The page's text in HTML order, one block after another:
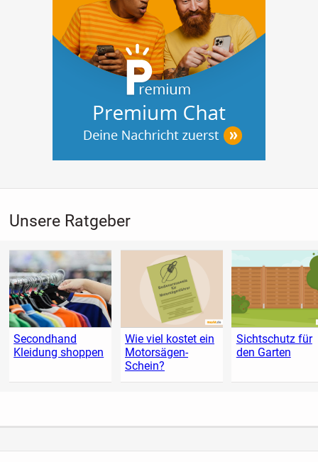
Unsere Ratgeber
Secondhand
Kleidung shoppen
Wie viel kostet ein
Motorsägen-
Schein?
Sichtschutz für
den Garten